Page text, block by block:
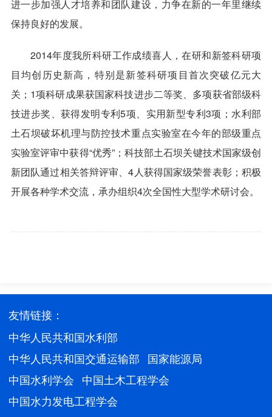
进一步加强人才培养和团队建设，力争在新的一年里继续
保持良好的发展。
2014年度我所科研工作成绩喜人，在研和新签科研项
目均创历史新高，特别是新签科研项目首次突破亿元大
关；1项科研成果获国家科技进步二等奖、多项获省部级科
技进步奖、获得发明专利5项、实用新型专利3项；水利部
土石坝破坏机理与防控技术重点实验室在今年的部级重点
实验室评审中获得“优秀”；科技部土石坝关键技术国家级创
新团队通过相关答辩评审、4人获得国家级荣誉表彰；积极
开展各种学术交流，承办组织4次全国性大型学术研讨会。
友情链接：
中华人民共和国水利部
中华人民共和国交通运输部 国家能源局
中国水利学会 中国土木工程学会
中国水力发电工程学会